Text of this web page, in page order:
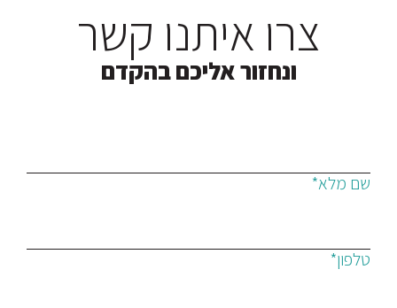
צרו איתנו קשר
ונחזור אליכם בהקדם
שם מלא*
טלפון*